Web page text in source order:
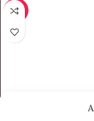
-23%